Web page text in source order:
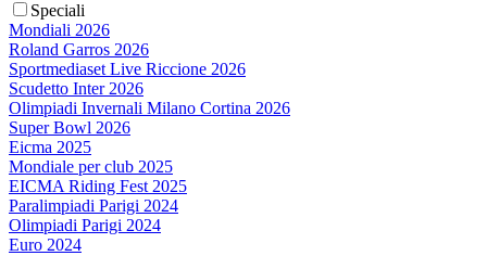
Speciali
Mondiali 2026
Roland Garros 2026
Sportmediaset Live Riccione 2026
Scudetto Inter 2026
Olimpiadi Invernali Milano Cortina 2026
Super Bowl 2026
Eicma 2025
Mondiale per club 2025
EICMA Riding Fest 2025
Paralimpiadi Parigi 2024
Olimpiadi Parigi 2024
Euro 2024